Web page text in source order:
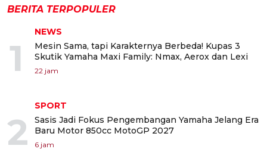
BERITA TERPOPULER
1
NEWS
Mesin Sama, tapi Karakternya Berbeda! Kupas 3
Skutik Yamaha Maxi Family: Nmax, Aerox dan Lexi
22 jam
2
SPORT
Sasis Jadi Fokus Pengembangan Yamaha Jelang Era
Baru Motor 850cc MotoGP 2027
6 jam